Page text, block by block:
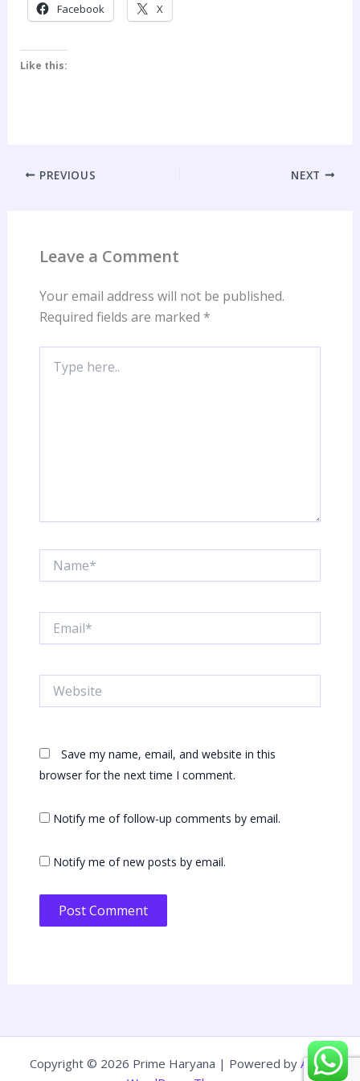
Facebook X
Like this:
PREVIOUS NEXT
Leave a Comment
Your email address will not be published.
Required fields are marked *
here..
Save my name, email, and website in this
browser for the next time I comment.
Notify me of follow-up comments by email.
Notify me of new posts by email.
Copyright © 2026 Prime Haryana | Powered by Astra